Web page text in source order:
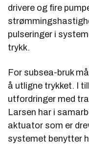
drivere og fire
pulseringer i
trykk.
For subsea-bruk
å utligne trykket. I
utfordringer med
Larsen har i
aktuator som er
systemet benytter